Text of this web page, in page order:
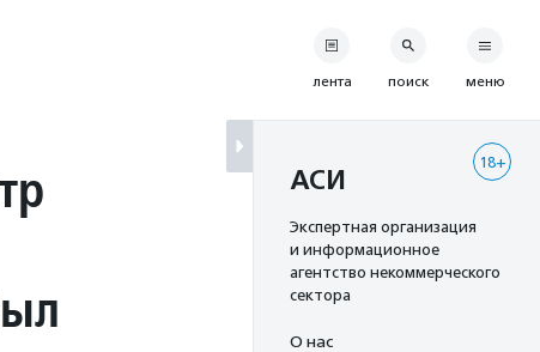
лента поиск меню
18+
АСИ
Экспертная организация
и информационное
агентство некоммерческого
сектора
О нас